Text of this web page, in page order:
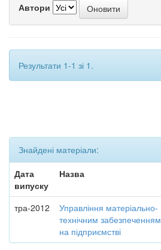
Автори
Результати 1-1 зі 1.
Знайдені матеріали:
Дата
випуску
Назва
тра-2012
Управління матеріально-
технічним забезпеченням
на підприємстві